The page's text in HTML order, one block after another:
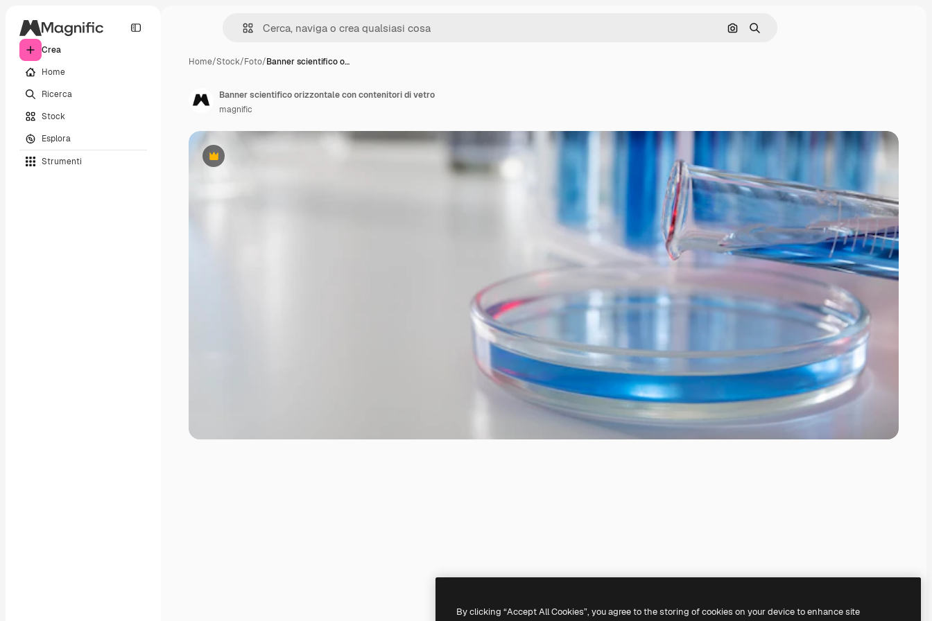
Crea
Home
Ricerca
Stock
Esplora
Strumenti
Cerca per immagine
Ricerca
Home/Stock/Foto/Banner scientifico o…
Premium
Banner scientifico orizzontale con contenitori di vetro
magnific
By clicking “Accept All Cookies”, you agree to the storing of cookies on your device to enhance site